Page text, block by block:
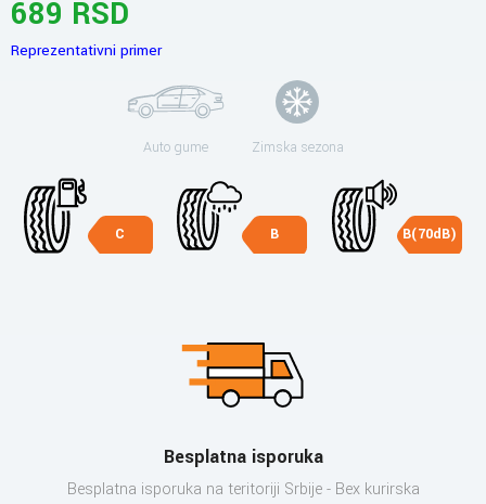
689 RSD
Reprezentativni primer
Auto gume Zimska sezona
C B B(70dB)
Besplatna isporuka
Besplatna isporuka na teritoriji Srbije - Bex kurirska